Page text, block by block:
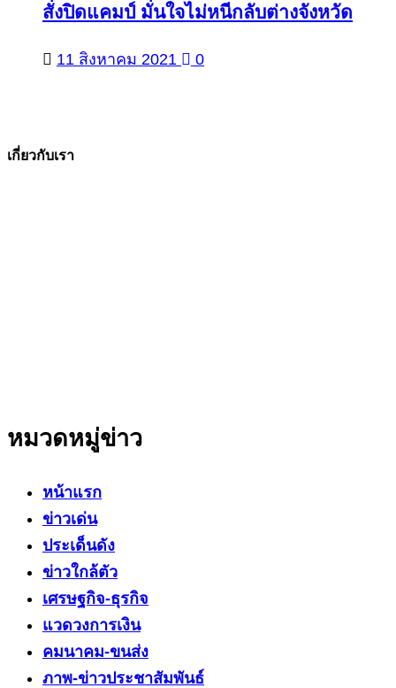
สั่งปิดแคมป์ มั่นใจไม่หนีกลับต่างจังหวัด
11 สิงหาคม 2021 0
เกี่ยวกับเรา
หมวดหมู่ข่าว
หน้าแรก
ข่าวเด่น
ประเด็นดัง
ข่าวใกล้ตัว
เศรษฐกิจ-ธุรกิจ
แวดวงการเงิน
คมนาคม-ขนส่ง
ภาพ-ข่าวประชาสัมพันธ์